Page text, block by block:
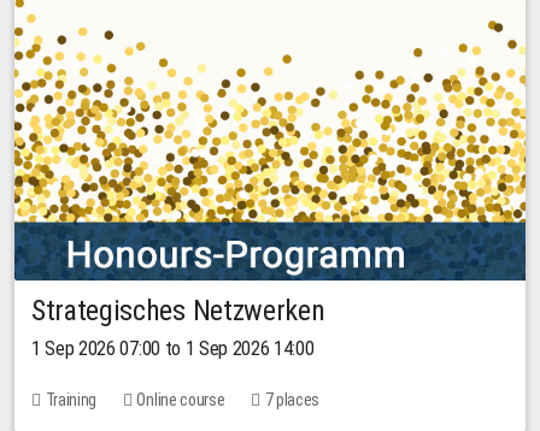
Strategisches Netzwerken
1 Sep 2026 07:00 to 1 Sep 2026 14:00
Training Online course 7 places